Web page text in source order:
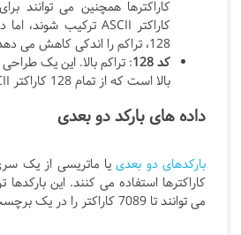
کاراکتر ASCII
ترکیب شوند، اما
128، تراکم را اندکی کاهش می دهد.
کد 128
: تراکم بالا. این یک
بالا است که از تمام 128 کاراکتر ASCII
داده های بارکد دو بعدی
بارکدهای دو بعدییا ماتریسی از یک
کاراکترها استفاده می کنند. این بارکدها
می توانند تا 7089 کاراکتر را در یک برچسب پشتیبانی کنند.